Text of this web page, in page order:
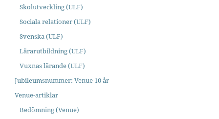
Skolutveckling (ULF)
Sociala relationer (ULF)
Svenska (ULF)
Lärarutbildning (ULF)
Vuxnas lärande (ULF)
Jubileumsnummer: Venue 10 år
Venue-artiklar
Bedömning (Venue)